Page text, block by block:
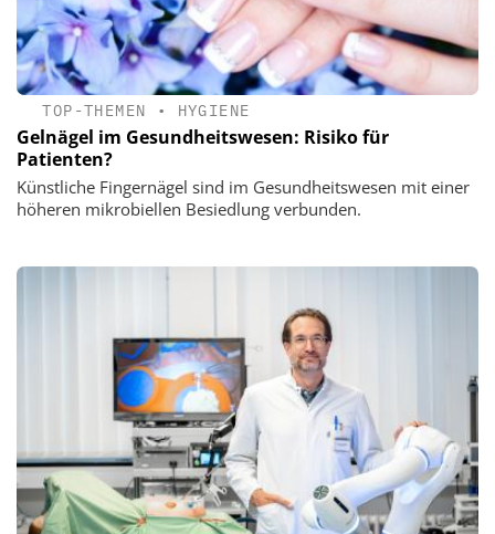
TOP-THEMEN • HYGIENE
Gelnägel im Gesundheitswesen: Risiko für
Patienten?
Künstliche Fingernägel sind im Gesundheitswesen mit einer
höheren mikrobiellen Besiedlung verbunden.